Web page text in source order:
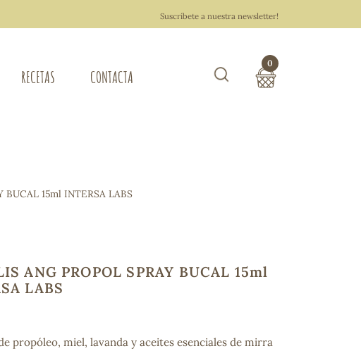
Suscríbete a nuestra newsletter!
RECETAS CONTACTA
0
BUCAL 15ml INTERSA LABS
ANG PROPOL SPRAY BUCAL 15ml
LABS
propóleo, miel, lavanda y aceites esenciales de mirra